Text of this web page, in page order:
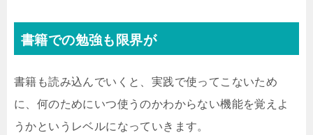
書籍での勉強も限界が
書籍も読み込んでいくと、実践で使ってこないため
に、何のためにいつ使うのかわからない機能を覚えよ
うかというレベルになっていきます。